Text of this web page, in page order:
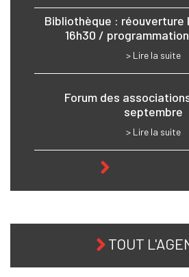
Bibliothèque : réouverture
16h30 /
> Lire la suite
Forum des
septembre
> Lire la suite
TOUT